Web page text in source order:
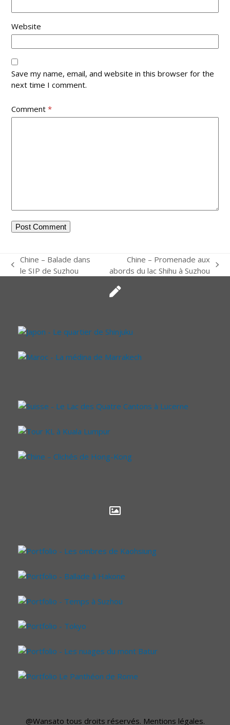
Website
Save my name, email, and website in this browser for the
next time I comment.
Comment*
previous
Chine – Balade dans
le SIP de Suzhou
next
Chine – Promenade aux
abords du lac Shihu à Suzhou
@Wansato tous droits réservés. Mentions légales.